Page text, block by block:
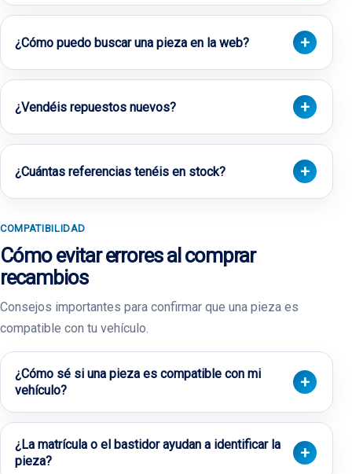
¿Cómo puedo buscar una pieza en la web?
¿Vendéis repuestos nuevos?
¿Cuántas referencias tenéis en stock?
COMPATIBILIDAD
Cómo evitar errores al comprar
recambios
Consejos importantes para confirmar que una pieza es
compatible con tu vehículo.
¿Cómo sé si una pieza es compatible con mi
vehículo?
¿La matrícula o el bastidor ayudan a identificar la
pieza?